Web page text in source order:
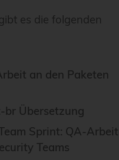
es die folgenden
an den Paketen
br Übersetzung
Sprint: QA-Arbeit
Teams